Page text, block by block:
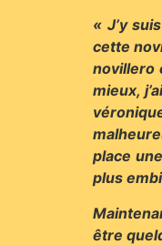
« J’y
cette
novillero
mieux,
place
plus
être